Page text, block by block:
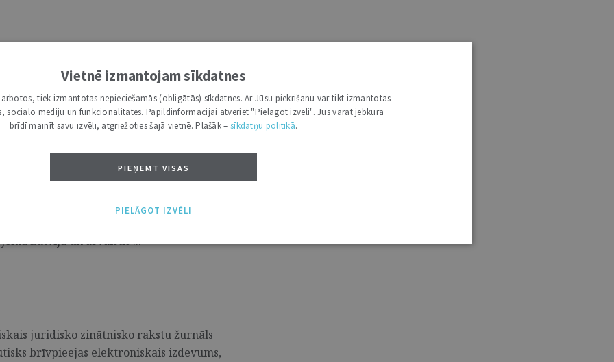
juridisko zinātnisko rakstu žurnāls
brīvpieejas elektroniskais izdevums,
Latvijā un ārvalstīs. ...
juridisko zinātnisko rakstu žurnāls
brīvpieejas elektroniskais izdevums,
Latvijā un ārvalstīs ...
juridisko zinātnisko rakstu žurnāls
brīvpieejas elektroniskais izdevums,
Vietnē izmantojam sīkdatnes
tiek izmantotas nepieciešamās (obligātās) sīkdatnes. Ar Jūsu piekrišanu var tikt izmantotas
sociālo mediju un funkcionalitātes. Papildinformācijai atveriet "Pielāgot izvēli". Jūs varat jebkurā
brīdī mainīt savu izvēli, atgriežoties šajā vietnē. Plašāk – sīkdatņu politikā.
PIEŅEMT VISAS
PIELĀGOT IZVĒLI